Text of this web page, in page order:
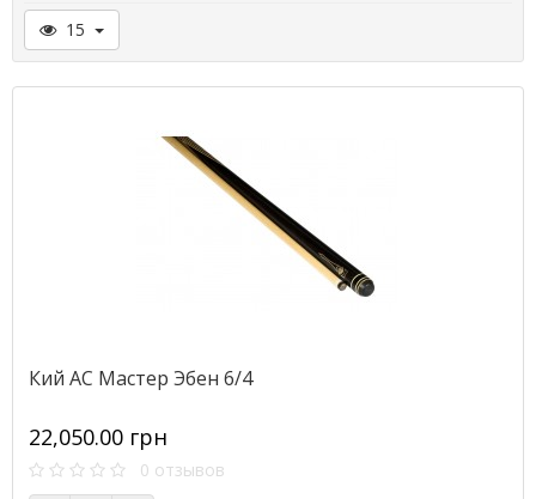
15
Кий АС Мастер Эбен 6/4
22,050.00 грн
0 отзывов